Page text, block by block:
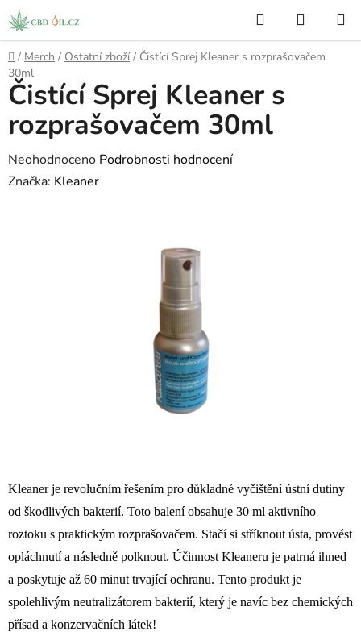
Přejít
na
obsah
Hledat
KOŠÍK
Domů
/ Merch / Ostatní zboží / Čistící Sprej Kleaner s rozprašovačem
30ml
Kleaner je revolučním řešením pro důkladné vyčištění ústní dutiny
od škodlivých bakterií. Toto balení obsahuje 30 ml aktivního
roztoku s praktickým rozprašovačem. Stačí si stříknout ústa, provést
opláchnutí a následně polknout. Účinnost Kleaneru je patrná ihned
a poskytuje až 60 minut trvající ochranu. Tento produkt je
spolehlivým neutralizátorem bakterií, který je navíc bez chemických
přísad a konzervačních látek!
Čistící Sprej Kleaner s
rozprašovačem 30ml
Průměrné
hodnocení
Neohodnoceno Podrobnosti hodnocení
Značka: Kleaner